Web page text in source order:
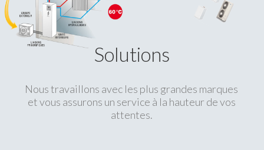
Solutions
Nous travaillons avec les plus grandes marques
et vous assurons un service à la hauteur de vos
attentes.